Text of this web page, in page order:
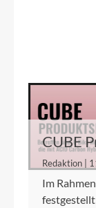
CUBE
ACID
Redaktion |
Im